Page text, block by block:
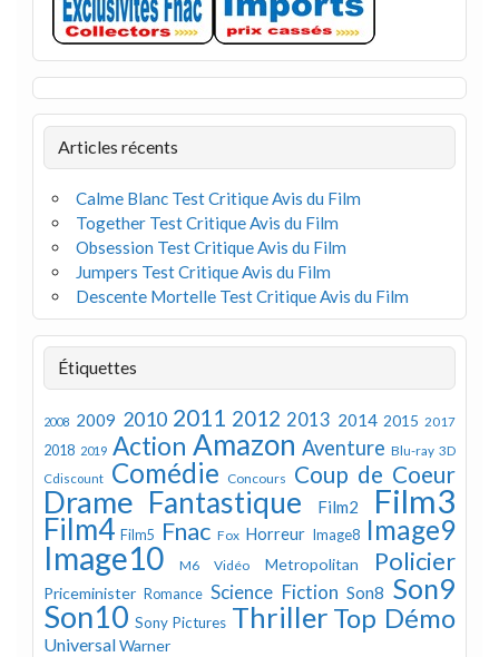
Articles récents
Calme Blanc Test Critique Avis du Film
Together Test Critique Avis du Film
Obsession Test Critique Avis du Film
Jumpers Test Critique Avis du Film
Descente Mortelle Test Critique Avis du Film
Étiquettes
2008 2009 2010 2011 2012 2013 2014 2015 2017
2018 2019 Action Amazon Aventure Blu-ray 3D
Cdiscount Comédie Concours Coup de Coeur
Drame Fantastique Film2 Film3
Film4 Film5 Fnac Fox Horreur Image8 Image9
Image10 M6 Vidéo Metropolitan Policier
Priceminister Romance Science Fiction Son8 Son9
Son10 Sony Pictures Thriller Top Démo
UniversalWarner